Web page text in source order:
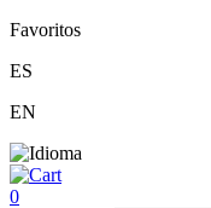
Favoritos
ES
EN
0